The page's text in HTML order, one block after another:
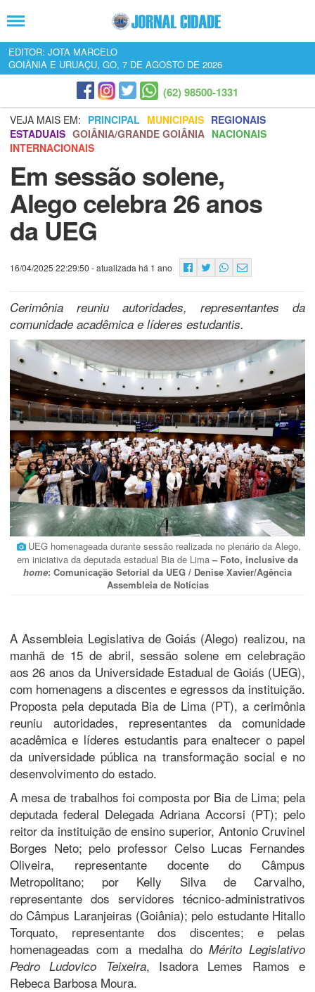
EDITOR: JOTA MARCELO
GOIÂNIA E URUAÇU, GO, 7 DE AGOSTO DE 2026
(62) 98500-1331
VEJA MAIS EM: PRINCIPAL MUNICIPAIS REGIONAIS
ESTADUAIS GOIÂNIA/GRANDE GOIÂNIA NACIONAIS
INTERNACIONAIS
Em sessão solene,
Alego celebra 26 anos
da UEG
16/04/2025 22:29:50 - atualizada há 1 ano
Cerimônia reuniu autoridades, representantes da
comunidade acadêmica e líderes estudantis.
UEG homenageada durante sessão realizada no plenário da Alego,
em iniciativa da deputada estadual Bia de Lima – Foto, inclusive da
home: Comunicação Setorial da UEG / Denise Xavier/Agência
Assembleia de Notícias
A Assembleia Legislativa de Goiás (Alego) realizou, na
manhã de 15 de abril, sessão solene em celebração
aos 26 anos da Universidade Estadual de Goiás (UEG),
com homenagens a discentes e egressos da instituição.
Proposta pela deputada Bia de Lima (PT), a cerimônia
reuniu autoridades, representantes da comunidade
acadêmica e líderes estudantis para enaltecer o papel
da universidade pública na transformação social e no
desenvolvimento do estado.
A mesa de trabalhos foi composta por Bia de Lima; pela
deputada federal Delegada Adriana Accorsi (PT); pelo
reitor da instituição de ensino superior, Antonio Cruvinel
Borges Neto; pelo professor Celso Lucas Fernandes
Oliveira, representante docente do Câmpus
Metropolitano; por Kelly Silva de Carvalho,
representante dos servidores técnico-administrativos
do Câmpus Laranjeiras (Goiânia); pelo estudante Hitallo
Torquato, representante dos discentes; e pelas
homenageadas com a medalha doMérito Legislativo
Pedro Ludovico Teixeira, Isadora Lemes Ramos e
Rebeca Barbosa Moura.